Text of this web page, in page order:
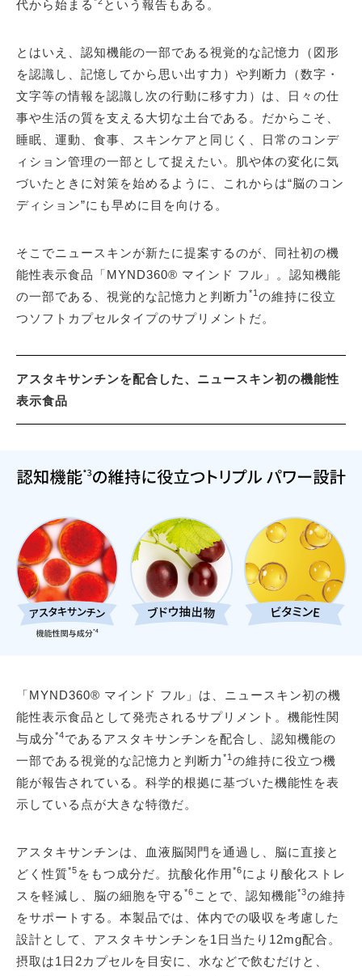
代から始まる という報告もある。
とはいえ、認知機能の一部である視覚的な記憶力（図形
を認識し、記憶してから思い出す力）や判断力（数字・
文字等の情報を認識し次の行動に移す力）は、日々の仕
事や生活の質を支える大切な土台である。だからこそ、
睡眠、運動、食事、スキンケアと同じく、日常のコンデ
ィション管理の一部として捉えたい。肌や体の変化に気
づいたときに対策を始めるように、これからは“脳のコン
ディション”にも早めに目を向ける。
そこでニュースキンが新たに提案するのが、同社初の機
能性表示食品「MYND360® マインド フル」。認知機能
の一部である、視覚的な記憶力と判断力 *1 の維持に役立
つソフトカプセルタイプのサプリメントだ。
アスタキサンチンを配合した、ニュースキン初の機能性
表示食品
「MYND360® マインド フル」は、ニュースキン初の機
能性表示食品として発売されるサプリメント。機能性関
与成分*4であるアスタキサンチンを配合し、認知機能の
一部である視覚的な記憶力と判断力 *1の維持に役立つ機
能が報告されている。科学的根拠に基づいた機能性を表
示している点が大きな特徴だ。
アスタキサンチンは、血液脳関門を通過し、脳に直接と
どく性質*5 をもつ成分だ。抗酸化作用*6により酸化ストレ
スを軽減し、脳の細胞を守る *6 ことで、認知機能*3の維持
をサポートする。本製品では、体内での吸収を考慮した
設計として、アスタキサンチンを1日当たり12mg配合。
摂取は1日2カプセルを目安に、水などで飲むだけと、